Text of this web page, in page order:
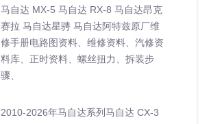
马自达 MX-5 马自达 RX-8 马自达昂克
赛拉 马自达星骋 马自达阿特兹原厂维
修手册电路图资料、维修资料、汽修资
料库、正时资料、螺丝扭力、拆装步
骤、
2010-2026年马自达系列马自达 CX-3